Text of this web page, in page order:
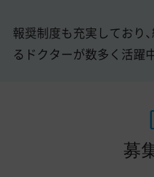
報奨制度も充実しており
るドクターが数多く活躍
募